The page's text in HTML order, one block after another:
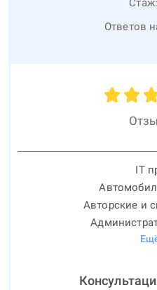
Ответов
IT
Авторские и